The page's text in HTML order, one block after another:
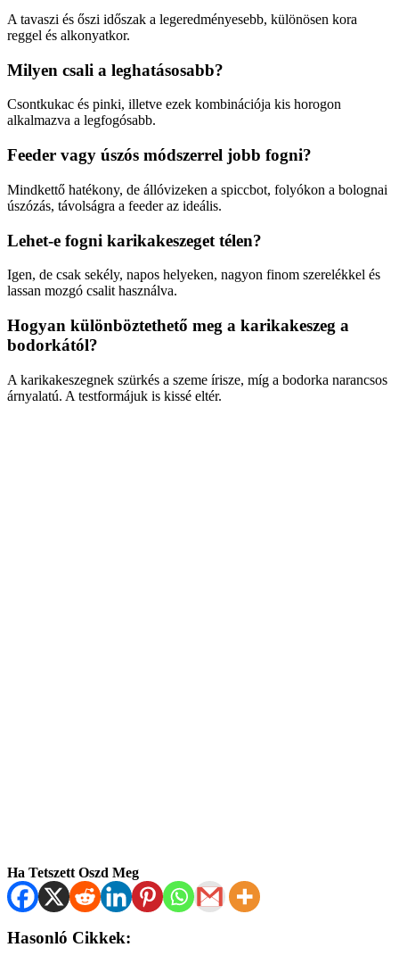
A tavaszi és őszi időszak a legeredményesebb, különösen kora
reggel és alkonyatkor.
Milyen csali a leghatásosabb?
Csontkukac és pinki, illetve ezek kombinációja kis horogon
alkalmazva a legfogósabb.
Feeder vagy úszós módszerrel jobb fogni?
Mindkettő hatékony, de állóvizeken a spiccbot, folyókon a bolognai
úszózás, távolságra a feeder az ideális.
Lehet-e fogni karikakeszeget télen?
Igen, de csak sekély, napos helyeken, nagyon finom szerelékkel és
lassan mozgó csalit használva.
Hogyan különböztethető meg a karikakeszeg a
bodorkától?
A karikakeszegnek szürkés a szeme írisze, míg a bodorka narancsos
árnyalatú. A testformájuk is kissé eltér.
Ha Tetszett Oszd Meg
Hasonló Cikkek: